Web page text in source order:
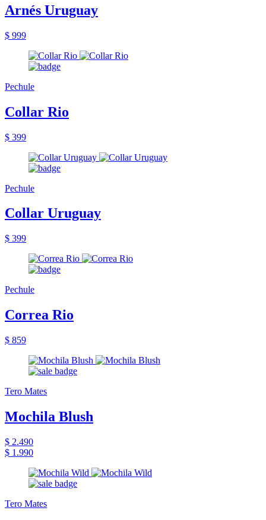
Arnés Uruguay
$ 999
Pechule
Collar Rio
$ 399
Pechule
Collar Uruguay
$ 399
Pechule
Correa Rio
$ 859
Tero Mates
Mochila Blush
$ 2.490
$ 1.990
Tero Mates